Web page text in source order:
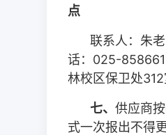
点
联系人：朱
话： 025-
林校区保卫处312
七、供应商
式一次报出不得